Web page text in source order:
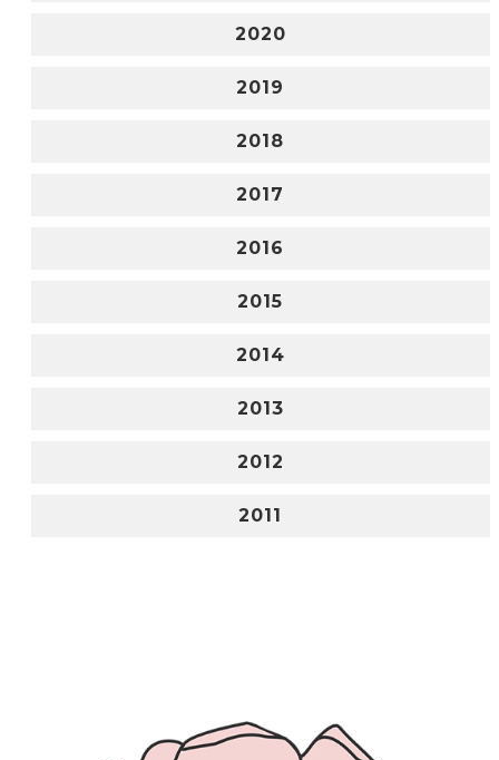
2020
2019
2018
2017
2016
2015
2014
2013
2012
2011